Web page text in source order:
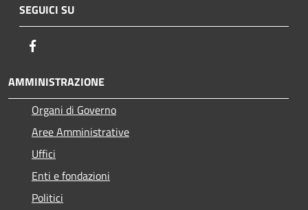
SEGUICI SU
AMMINISTRAZIONE
Organi di Governo
Aree Amministrative
Uffici
Enti e fondazioni
Politici